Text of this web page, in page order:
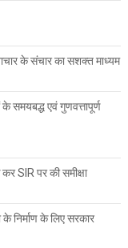
के संचार का सशक्त माध्यम
समयबद्ध एवं गुणवत्तापूर्ण
SIR पर की समीक्षा
निर्माण के लिए सरकार